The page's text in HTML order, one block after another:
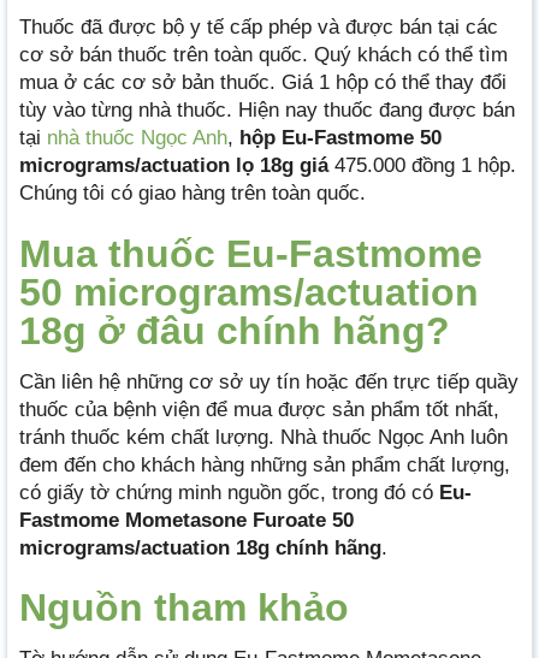
Thuốc đã được bộ y tế cấp phép và được bán tại các
cơ sở bán thuốc trên toàn quốc. Quý khách có thể tìm
mua ở các cơ sở bản thuốc. Giá 1 hộp có thể thay đổi
tùy vào từng nhà thuốc. Hiện nay thuốc đang được bán
tại nhà thuốc Ngọc Anh, hộp Eu-Fastmome 50
micrograms/actuation lọ 18g giá 475.000 đồng 1 hộp.
Chúng tôi có giao hàng trên toàn quốc.
Mua thuốc Eu-Fastmome
50 micrograms/actuation
18g ở đâu chính hãng?
Cần liên hệ những cơ sở uy tín hoặc đến trực tiếp quầy
thuốc của bệnh viện để mua được sản phẩm tốt nhất,
tránh thuốc kém chất lượng. Nhà thuốc Ngọc Anh luôn
đem đến cho khách hàng những sản phẩm chất lượng,
có giấy tờ chứng minh nguồn gốc, trong đó có Eu-
Fastmome Mometasone Furoate 50
micrograms/actuation 18g chính hãng.
Nguồn tham khảo